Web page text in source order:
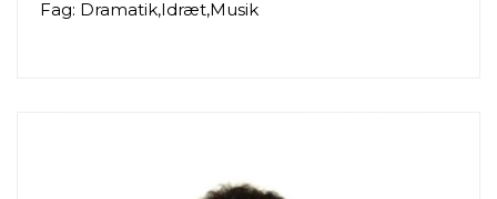
Fag: Dramatik,Idræt,Musik